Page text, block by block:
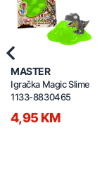
MASTER
Igračka Magic Slime
1133-8830465
4,95 KM
Previous